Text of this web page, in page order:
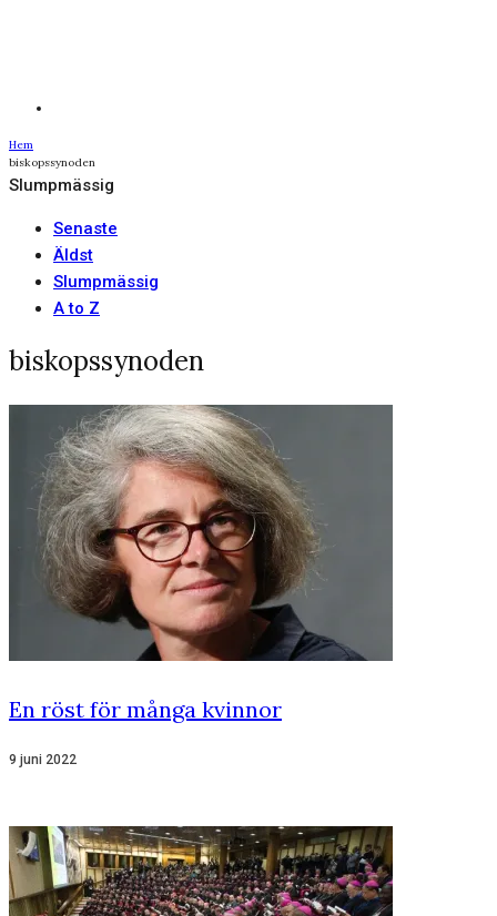
Hem
biskopssynoden
Slumpmässig
Senaste
Äldst
Slumpmässig
A to Z
biskopssynoden
En röst för många kvinnor
9 juni 2022